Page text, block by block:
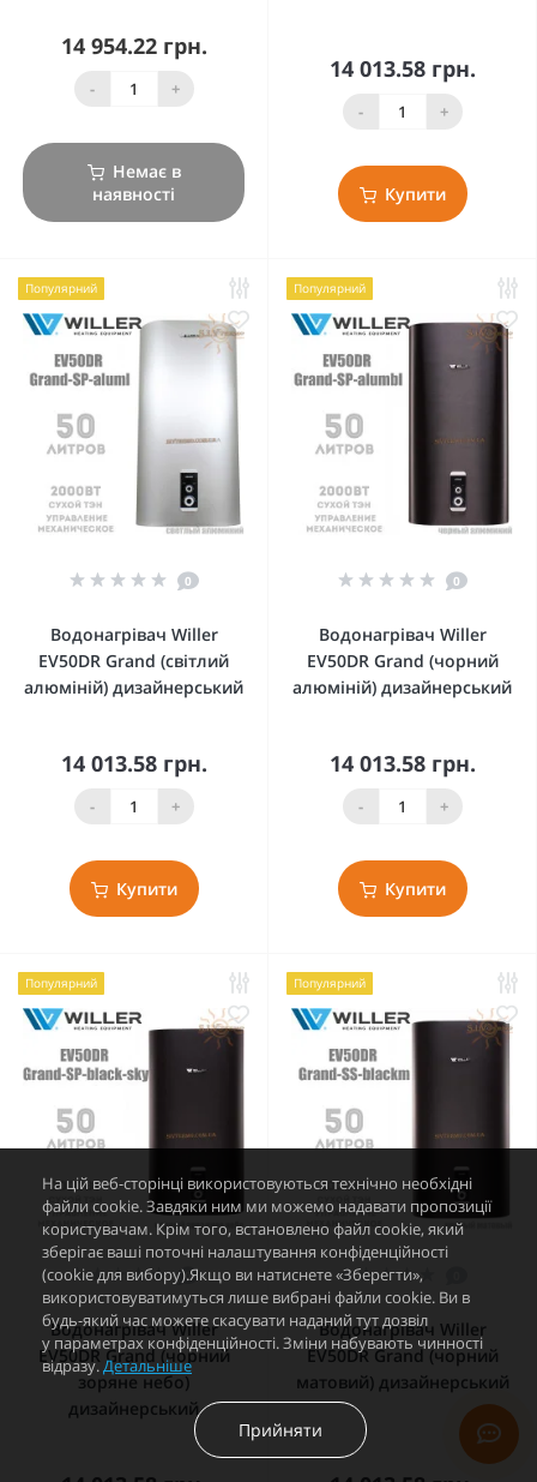
14 954.22 грн.
- +
Немає в
наявності
14 013.58 грн.
- +
Купити
Популярний
0
Водонагрівач Willer
EV50DR Grand (світлий
алюміній) дизайнерський
14 013.58 грн.
- +
Купити
Популярний
0
Водонагрівач Willer
EV50DR Grand (чорний
алюміній) дизайнерський
14 013.58 грн.
- +
Купити
Популярний
0
Водонагрівач Willer
EV50DR Grand (чорний
зоряне небо)
дизайнерський
Популярний
Водонагрівач Willer
EV50DR Grand (чорний
матовий) дизайнерський
На цій веб-сторінці використовуються технічно необхідні
файли cookie. Завдяки ним ми можемо надавати пропозиції
користувачам. Крім того, встановлено файл cookie, який
зберігає ваші поточні налаштування конфіденційності
(cookie для вибору).Якщо ви натиснете «Зберегти»,
використовуватимуться лише вибрані файли cookie. Ви в
будь-який час можете скасувати наданий тут дозвіл
у параметрах конфіденційності. Зміни набувають чинності
відразу.Детальніше
Прийняти